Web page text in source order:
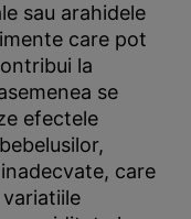
sau arahidele
care pot
la
se
efectele
care